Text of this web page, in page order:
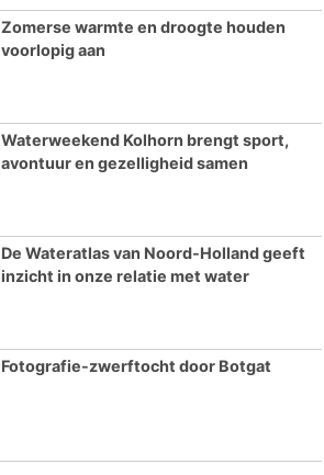
Zomerse warmte en droogte houden
voorlopig aan
Waterweekend Kolhorn brengt sport,
avontuur en gezelligheid samen
De Wateratlas van Noord-Holland geeft
inzicht in onze relatie met water
Fotografie-zwerftocht door Botgat